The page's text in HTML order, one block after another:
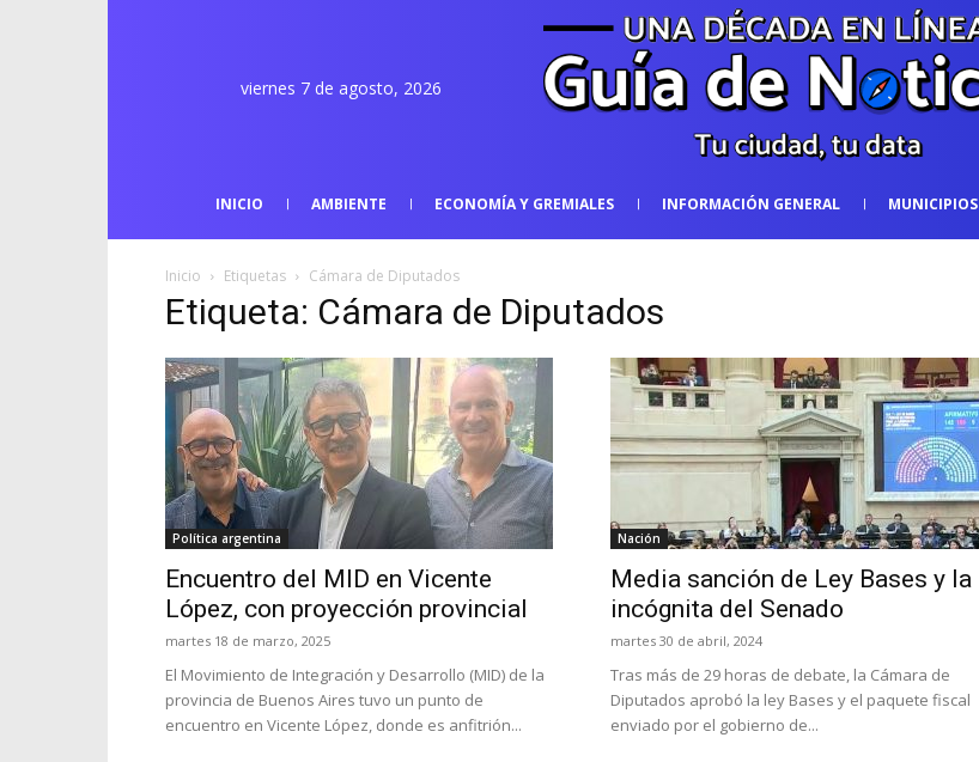
viernes 7 de agosto, 2026
INICIO AMBIENTE ECONOMÍA Y GREMIALES INFORMACIÓN GENERAL MUNICIPIOS
Inicio Etiquetas Cámara de Diputados
Etiqueta: Cámara de Diputados
Política argentina
Encuentro del MID en Vicente
López, con proyección provincial
martes 18 de marzo, 2025
El Movimiento de Integración y Desarrollo (MID) de la
provincia de Buenos Aires tuvo un punto de
encuentro en Vicente López, donde es anfitrión...
Nación
Media sanción de Ley Bases y la
incógnita del Senado
martes 30 de abril, 2024
Tras más de 29 horas de debate, la Cámara de
Diputados aprobó la ley Bases y el paquete fiscal
enviado por el gobierno de...